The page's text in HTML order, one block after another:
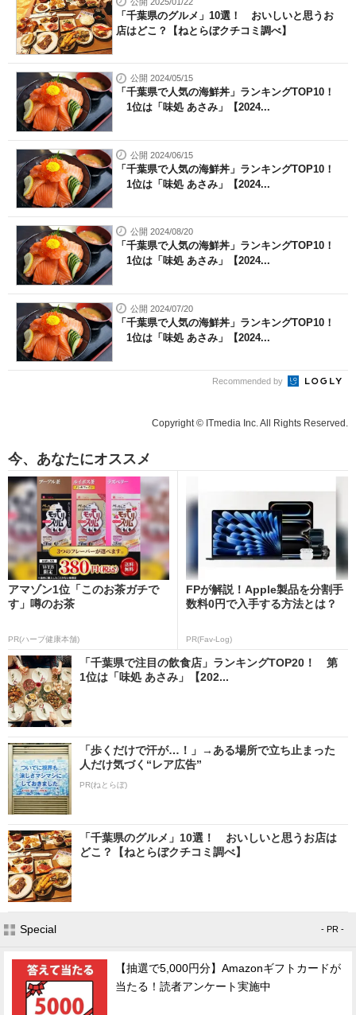
「千葉県のグルメ」10選！ おいしいと思うお
店はどこ？【ねとらぼクチコミ調べ】
公開 2024/05/15
「千葉県で人気の海鮮丼」ランキングTOP10！
1位は「味処 あさみ」【2024...
公開 2024/06/15
「千葉県で人気の海鮮丼」ランキングTOP10！
1位は「味処 あさみ」【2024...
公開 2024/08/20
「千葉県で人気の海鮮丼」ランキングTOP10！
1位は「味処 あさみ」【2024...
公開 2024/07/20
「千葉県で人気の海鮮丼」ランキングTOP10！
1位は「味処 あさみ」【2024...
Recommended by
Copyright © ITmedia Inc. All Rights Reserved.
今、あなたにオススメ
アマゾン1位「このお茶ガチで
す」噂のお茶
PR(ハーブ健康本舗)
FPが解説！Apple製品を分割手
数料0円で入手する方法とは？
PR(Fav-Log)
「千葉県で注目の飲食店」ランキングTOP20！ 第
1位は「味処 あさみ」【202...
「歩くだけで汗が…！」→ある場所で立ち止まった
人だけ気づく“レア広告”
PR(ねとらぼ)
「千葉県のグルメ」10選！ おいしいと思うお店は
どこ？【ねとらぼクチコミ調べ】
Special - PR -
【抽選で5,000円分】Amazonギフトカードが
当たる！読者アンケート実施中